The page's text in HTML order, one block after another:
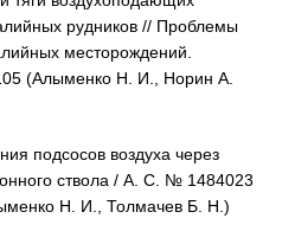
рудников // Проблемы
месторождений.
(Алыменко Н. И., Норин А.
воздуха через
ствола / А. С. № 1484023
Н. И., Толмачев Б. Н.)